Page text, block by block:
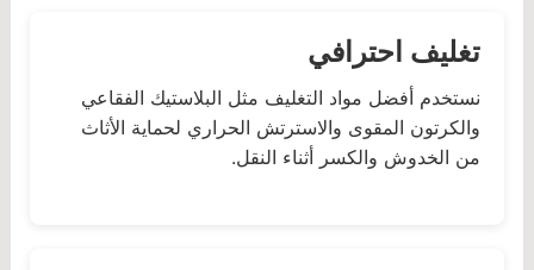
تغليف احترافي
نستخدم أفضل مواد التغليف مثل البلاستيك الفقاعي
والكرتون المقوى والاسترتش الحراري لحماية الأثاث
من الخدوش والكسر أثناء النقل.